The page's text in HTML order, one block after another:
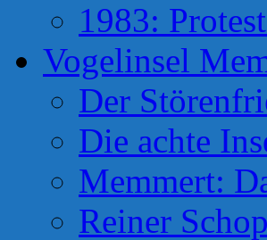
1983:
Vogelinsel
Der
Die achte
Memmert:
Reiner